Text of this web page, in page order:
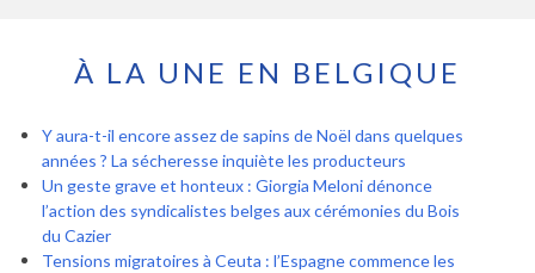
À LA UNE EN BELGIQUE
Y aura-t-il encore assez de sapins de Noël dans quelques
années ? La sécheresse inquiète les producteurs
Un geste grave et honteux : Giorgia Meloni dénonce
l’action des syndicalistes belges aux cérémonies du Bois
du Cazier
Tensions migratoires à Ceuta : l’Espagne commence les